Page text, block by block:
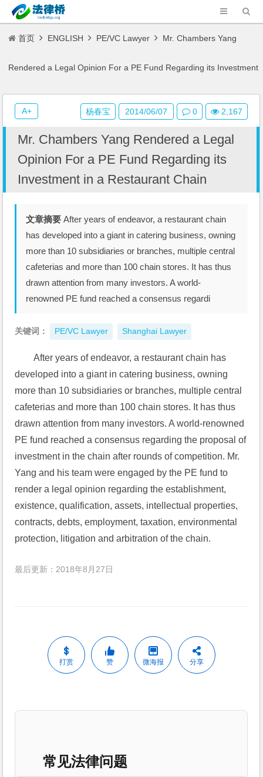
首页 ENGLISH PE/VC Lawyer Mr. Chambers Yang
Rendered a Legal Opinion For a PE Fund Regarding its Investment
in a Restaurant Chain
Mr. Chambers Yang Rendered a Legal
Opinion For a PE Fund Regarding its
Investment in a Restaurant Chain
文章摘要 After years of endeavor, a restaurant chain
has developed into a giant in catering business, owning
more than 10 subsidiaries or branches, multiple central
cafeterias and more than 100 chain stores. It has thus
drawn attention from many investors. A world-
renowned PE fund reached a consensus regardi
关键词： PE/VC Lawyer Shanghai Lawyer
After years of endeavor, a restaurant chain has
developed into a giant in catering business, owning
more than 10 subsidiaries or branches, multiple central
cafeterias and more than 100 chain stores. It has thus
drawn attention from many investors. A world-renowned
PE fund reached a consensus regarding the proposal of
investment in the chain after rounds of competition. Mr.
Yang and his team were engaged by the PE fund to
render a legal opinion regarding the establishment,
existence, qualification, assets, intellectual properties,
contracts, debts, employment, taxation, environmental
protection, litigation and arbitration of the chain.
最后更新：2018年8月27日
打赏 赞 微海报 分享
常见法律问题
杨春宝 2014/06/07 0 2,167
A+